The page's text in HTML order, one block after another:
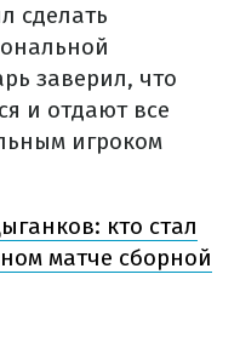
сделать
заверил, что
и отдают все
игроком
кто стал
матче сборной